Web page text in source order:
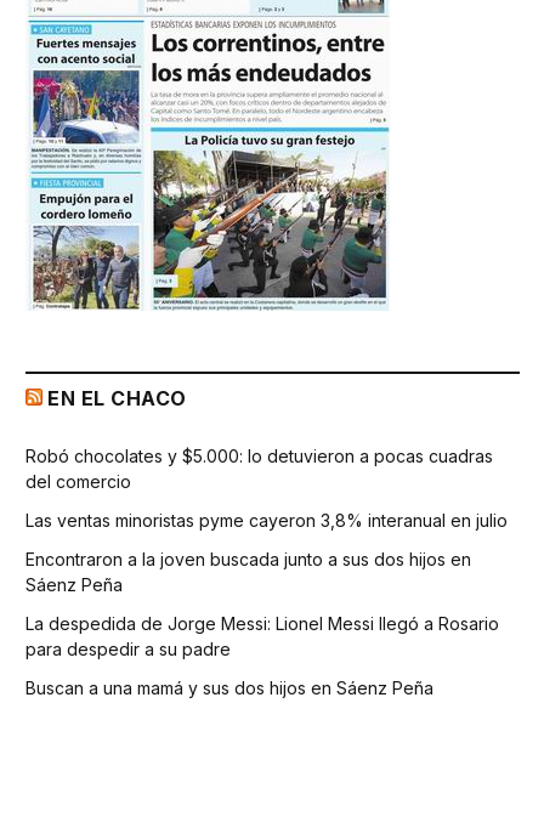
EN EL CHACO
Robó chocolates y $5.000: lo detuvieron a pocas cuadras
del comercio
Las ventas minoristas pyme cayeron 3,8% interanual en julio
Encontraron a la joven buscada junto a sus dos hijos en
Sáenz Peña
La despedida de Jorge Messi: Lionel Messi llegó a Rosario
para despedir a su padre
Buscan a una mamá y sus dos hijos en Sáenz Peña